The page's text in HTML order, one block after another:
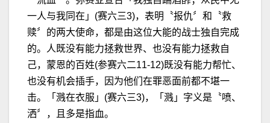
一人与我同在」(赛六三3)，表明〝报仇〞和〝救
赎〞的两大使命，都是由这位大能的战士独自完成
的。人既没有能力拯救世界、也没有能力拯救自
己，蒙恩的百姓(参赛六二11-12)既没有能力帮忙、
也没有机会插手，因为他们在罪恶面前都不堪一
击。「溅在衣服」(赛六三3)，「溅」字义是〝喷、
洒〞，且多是指血。